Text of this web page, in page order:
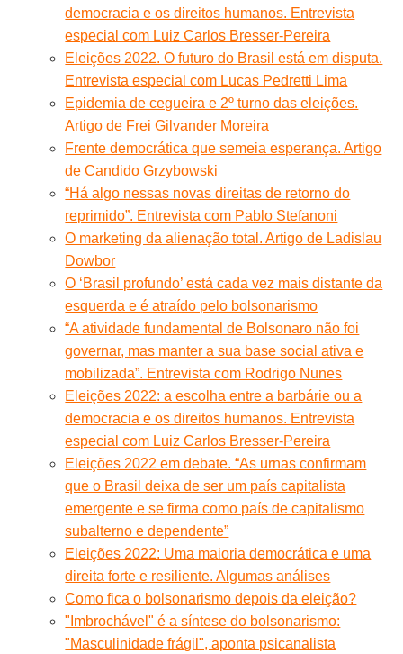
democracia e os direitos humanos. Entrevista
especial com Luiz Carlos Bresser-Pereira
Eleições 2022. O futuro do Brasil está em disputa.
Entrevista especial com Lucas Pedretti Lima
Epidemia de cegueira e 2º turno das eleições.
Artigo de Frei Gilvander Moreira
Frente democrática que semeia esperança. Artigo
de Candido Grzybowski
“Há algo nessas novas direitas de retorno do
reprimido”. Entrevista com Pablo Stefanoni
O marketing da alienação total. Artigo de Ladislau
Dowbor
O ‘Brasil profundo’ está cada vez mais distante da
esquerda e é atraído pelo bolsonarismo
“A atividade fundamental de Bolsonaro não foi
governar, mas manter a sua base social ativa e
mobilizada”. Entrevista com Rodrigo Nunes
Eleições 2022: a escolha entre a barbárie ou a
democracia e os direitos humanos. Entrevista
especial com Luiz Carlos Bresser-Pereira
Eleições 2022 em debate. “As urnas confirmam
que o Brasil deixa de ser um país capitalista
emergente e se firma como país de capitalismo
subalterno e dependente”
Eleições 2022: Uma maioria democrática e uma
direita forte e resiliente. Algumas análises
Como fica o bolsonarismo depois da eleição?
"Imbrochável" é a síntese do bolsonarismo:
"Masculinidade frágil", aponta psicanalista